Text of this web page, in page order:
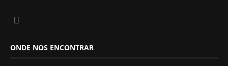
ONDE NOS ENCONTRAR